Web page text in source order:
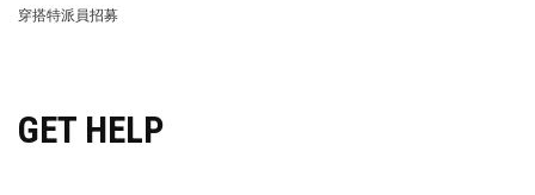
穿搭特派員招募
GET HELP